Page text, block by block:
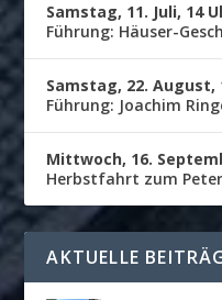
Samstag, 11. Juli, 14
Führung: Häuser-
Samstag, 22. August,
Führung: Joachim
Mittwoch, 16.
Herbstfahrt zum
AKTUELLE